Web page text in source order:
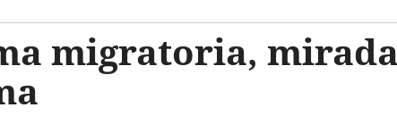
migratoria,